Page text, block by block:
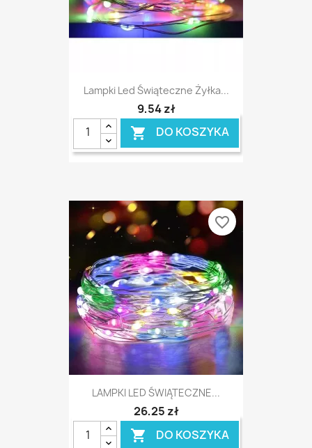
Lampki Led Świąteczne Żyłka...
9,54 zł
 DO KOSZYKA
LAMPKI LED ŚWIĄTECZNE...
26,25 zł
 DO KOSZYKA
favorite_border